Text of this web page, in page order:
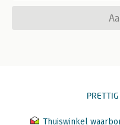
Thuiswinkel